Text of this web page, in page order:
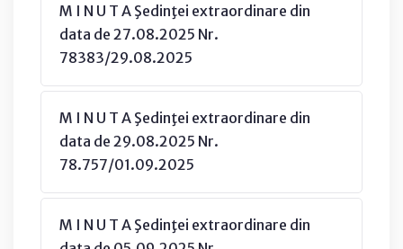
M I N U T A Şedinţei extraordinare din
data de 27.08.2025 Nr.
78383/29.08.2025
M I N U T A Şedinţei extraordinare din
data de 29.08.2025 Nr.
78.757/01.09.2025
M I N U T A Şedinţei extraordinare din